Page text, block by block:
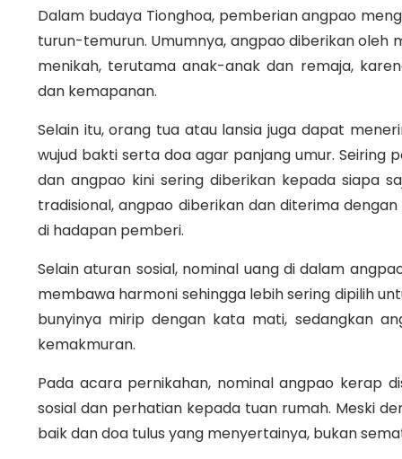
Dalam budaya Tionghoa, pemberian angpao
turun-temurun. Umumnya, angpao diberikan oleh
menikah, terutama anak-anak dan remaja,
dan kemapanan.
Selain itu, orang tua atau lansia juga dapat
wujud bakti serta doa agar panjang umur. Seiring
dan angpao kini sering diberikan kepada siapa
tradisional, angpao diberikan dan diterima
di hadapan pemberi.
Selain aturan sosial, nominal uang di dalam
membawa harmoni sehingga lebih sering dipilih
bunyinya mirip dengan kata mati, sedangkan
kemakmuran.
Pada acara pernikahan, nominal angpao kerap
sosial dan perhatian kepada tuan rumah. Meski
baik dan doa tulus yang menyertainya, bukan